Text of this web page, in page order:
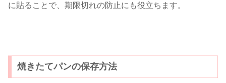
に貼ることで、期限切れの防止にも役立ちます。
焼きたてパンの保存方法